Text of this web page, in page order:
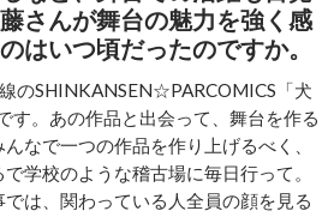
さんが舞台の魅力を強く感
はいつ頃だったのですか。
のSHINKANSEN☆PARCOMICS「犬
す。あの作品と出会って、舞台を作る
なで一つの作品を作り上げるべく、
学校のような稽古場に毎日行って。
は、関わっている人全員の顔を見る